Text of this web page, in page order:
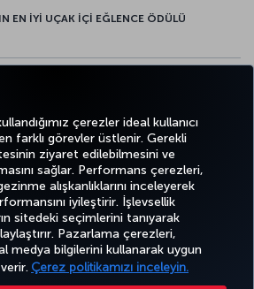
çerezler ideal kullanıcı
farklı görevler üstlenir. Gerekli
ziyaret edilebilmesini ve
sağlar. Performans çerezleri,
alışkanlıklarını inceleyerek
iyileştirir. İşlevsellik
sitedeki seçimlerini tanıyarak
Pazarlama çerezleri,
medya bilgilerini kullanarak uygun
Çerez politikamızı inceleyin.
EN İYİ UÇAK İÇİ EĞLENCE ÖDÜLÜ
YoutubeLinkedIn
TiktokBlogPinterest
UÇUŞ
YARDIM
TURKISH
AIRLINES
HOLIDAYS
MILES&SMILES